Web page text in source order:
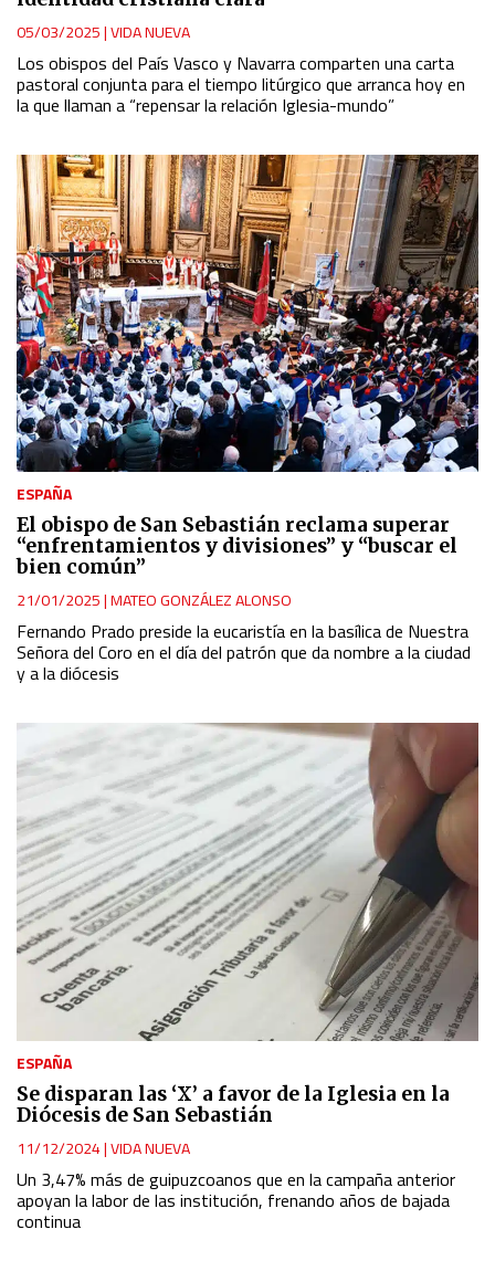
05/03/2025|VIDA NUEVA
Los obispos del País Vasco y Navarra comparten una carta
pastoral conjunta para el tiempo litúrgico que arranca hoy en
la que llaman a “repensar la relación Iglesia-mundo”
ESPAÑA
El obispo de San Sebastián reclama superar
“enfrentamientos y divisiones” y “buscar el
bien común”
21/01/2025|MATEO GONZÁLEZ ALONSO
Fernando Prado preside la eucaristía en la basílica de Nuestra
Señora del Coro en el día del patrón que da nombre a la ciudad
y a la diócesis
ESPAÑA
Se disparan las ‘X’ a favor de la Iglesia en la
Diócesis de San Sebastián
11/12/2024|VIDA NUEVA
Un 3,47% más de guipuzcoanos que en la campaña anterior
apoyan la labor de las institución, frenando años de bajada
continua
Use profiles to select personalised content
Measure advertising performance
Measure content performance
Understand audiences through statistics or combinations
of data from different sources
Develop and improve services
Use limited data to select content
IAB Special Features:
Use precise geolocation data
Identify devices based on information actively requested
Non-IAB processing purposes:
Essential
Analytical
Functional
Advertising